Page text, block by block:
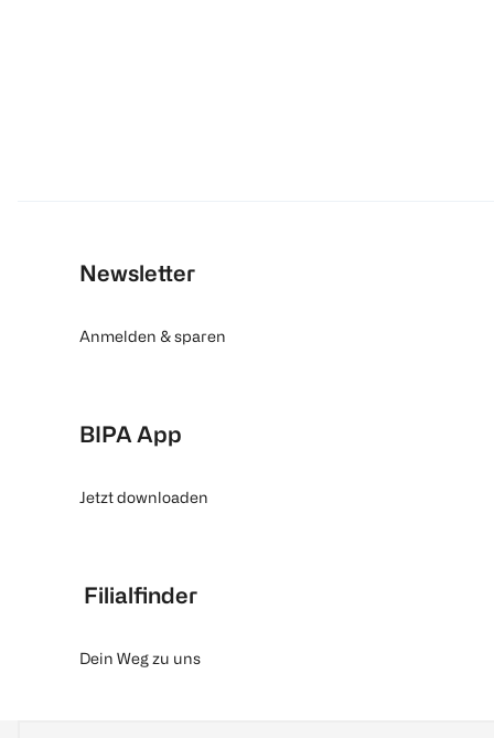
Newsletter
Anmelden & sparen
BIPA App
Jetzt downloaden
Filialfinder
Dein Weg zu uns